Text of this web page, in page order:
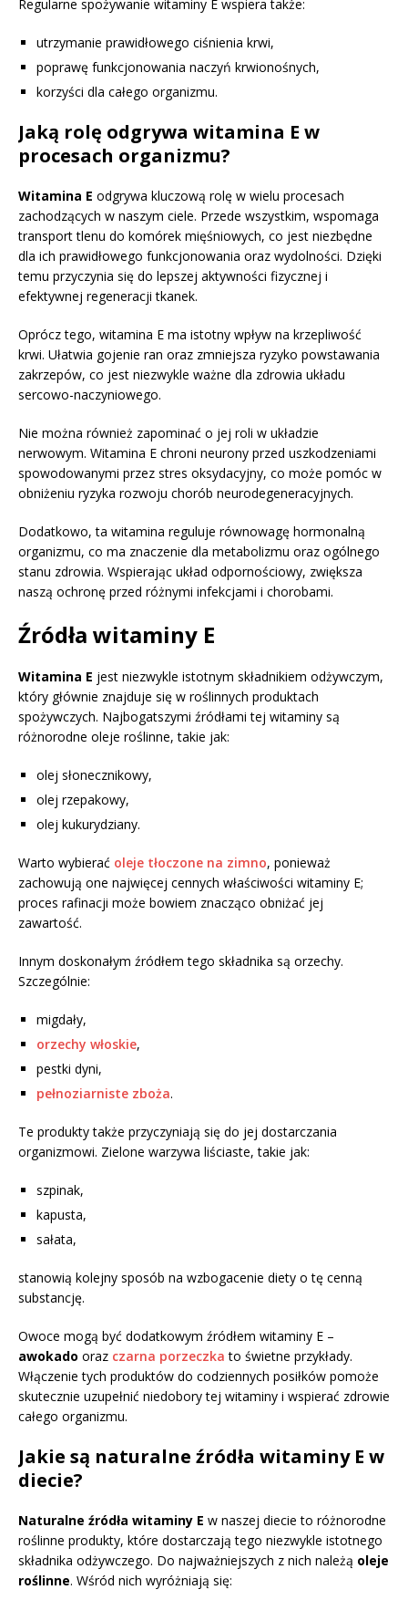
Regularne spożywanie witaminy E wspiera także:
utrzymanie prawidłowego ciśnienia krwi,
poprawę funkcjonowania naczyń krwionośnych,
korzyści dla całego organizmu.
Jaką rolę odgrywa witamina E w
procesach organizmu?
Witamina E odgrywa kluczową rolę w wielu procesach
zachodzących w naszym ciele. Przede wszystkim, wspomaga
transport tlenu do komórek mięśniowych, co jest niezbędne
dla ich prawidłowego funkcjonowania oraz wydolności. Dzięki
temu przyczynia się do lepszej aktywności fizycznej i
efektywnej regeneracji tkanek.
Oprócz tego, witamina E ma istotny wpływ na krzepliwość
krwi. Ułatwia gojenie ran oraz zmniejsza ryzyko powstawania
zakrzepów, co jest niezwykle ważne dla zdrowia układu
sercowo-naczyniowego.
Nie można również zapominać o jej roli w układzie
nerwowym. Witamina E chroni neurony przed uszkodzeniami
spowodowanymi przez stres oksydacyjny, co może pomóc w
obniżeniu ryzyka rozwoju chorób neurodegeneracyjnych.
Dodatkowo, ta witamina reguluje równowagę hormonalną
organizmu, co ma znaczenie dla metabolizmu oraz ogólnego
stanu zdrowia. Wspierając układ odpornościowy, zwiększa
naszą ochronę przed różnymi infekcjami i chorobami.
Źródła witaminy E
Witamina E jest niezwykle istotnym składnikiem odżywczym,
który głównie znajduje się w roślinnych produktach
spożywczych. Najbogatszymi źródłami tej witaminy są
różnorodne oleje roślinne, takie jak:
olej słonecznikowy,
olej rzepakowy,
olej kukurydziany.
Warto wybierać oleje tłoczone na zimno, ponieważ
zachowują one najwięcej cennych właściwości witaminy E;
proces rafinacji może bowiem znacząco obniżać jej
zawartość.
Innym doskonałym źródłem tego składnika są orzechy.
Szczególnie:
migdały,
orzechy włoskie,
pestki dyni,
pełnoziarniste zboża.
Te produkty także przyczyniają się do jej dostarczania
organizmowi. Zielone warzywa liściaste, takie jak:
szpinak,
kapusta,
sałata,
stanowią kolejny sposób na wzbogacenie diety o tę cenną
substancję.
Owoce mogą być dodatkowym źródłem witaminy E –
awokado oraz czarna porzeczka to świetne przykłady.
Włączenie tych produktów do codziennych posiłków pomoże
skutecznie uzupełnić niedobory tej witaminy i wspierać zdrowie
całego organizmu.
Jakie są naturalne źródła witaminy E w
diecie?
Naturalne źródła witaminy E w naszej diecie to różnorodne
roślinne produkty, które dostarczają tego niezwykle istotnego
składnika odżywczego. Do najważniejszych z nich należą oleje
roślinne. Wśród nich wyróżniają się: